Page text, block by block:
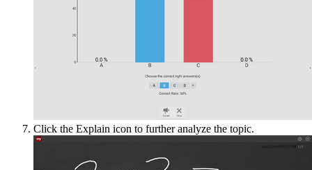
Click the Explain icon to further analyze the topic.